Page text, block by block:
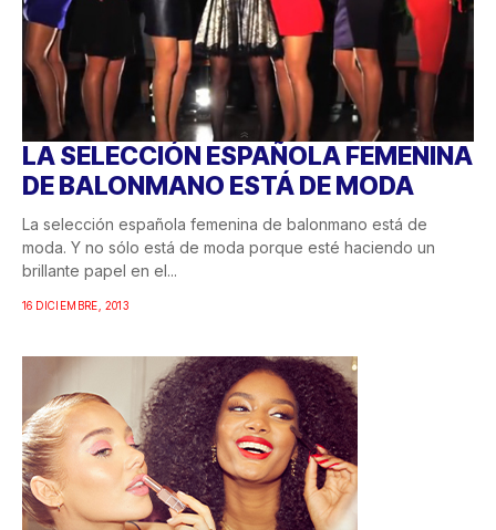
LA SELECCIÓN ESPAÑOLA FEMENINA
DE BALONMANO ESTÁ DE MODA
La selección española femenina de balonmano está de
moda. Y no sólo está de moda porque esté haciendo un
brillante papel en el...
16 DICIEMBRE, 2013